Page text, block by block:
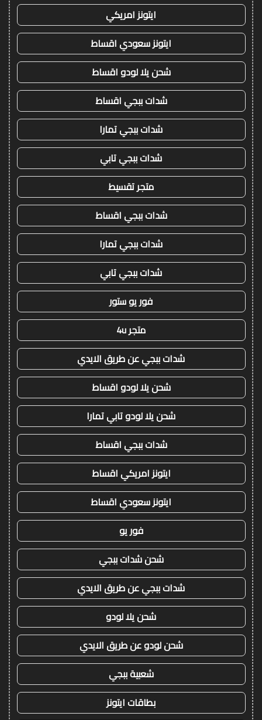
ايتونز امريكي
ايتونز سعودي اقساط
شحن يلا لودو اقساط
شدات ببجي اقساط
شدات ببجي تمارا
شدات ببجي تابي
متجر تقسيط
شدات ببجي اقساط
شدات ببجي تمارا
شدات ببجي تابي
فور يو ستور
متجر 4u
شدات ببجي عن طريق الايدي
شحن يلا لودو اقساط
شحن يلا لودو تابي تمارا
شدات ببجي اقساط
ايتونز امريكي اقساط
ايتونز سعودي اقساط
فور يو
شحن شدات ببجي
شدات ببجي عن طريق الايدي
شحن يلا لودو
شحن لودو عن طريق الايدي
شعبية ببجي
بطاقات ايتونز